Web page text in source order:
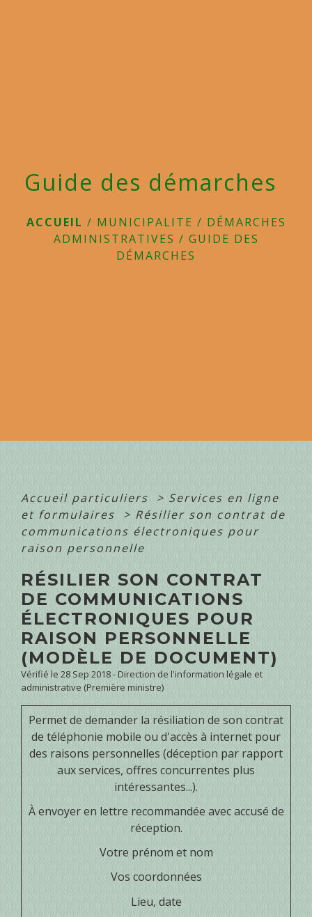
Guide des démarches
ACCUEIL / MUNICIPALITE / DÉMARCHES
ADMINISTRATIVES / GUIDE DES
DÉMARCHES
Accueil particuliers > Services en ligne
et formulaires
> Résilier son contrat de
communications électroniques pour
raison personnelle
RÉSILIER SON CONTRAT
DE COMMUNICATIONS
ÉLECTRONIQUES POUR
RAISON PERSONNELLE
(MODÈLE DE DOCUMENT)
Vérifié le 28 Sep 2018 - Direction de l'information légale et
administrative (Première ministre)
Permet de demander la résiliation de son contrat
de téléphonie mobile ou d'accès à internet pour
des raisons personnelles (déception par rapport
aux services, offres concurrentes plus
intéressantes...).
À envoyer en lettre recommandée avec accusé de
réception.
Votre prénom et nom
Vos coordonnées
Lieu, date